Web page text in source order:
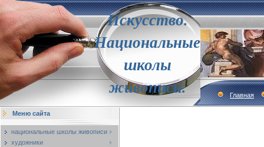
Искусство.
Национальные
школы
живописи.
Главная
Меню сайта
национальные школы живописи
художники